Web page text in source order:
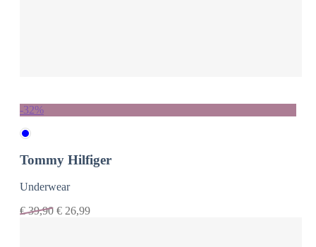
-32%
Tommy Hilfiger
Underwear
€39,90 € 26,99